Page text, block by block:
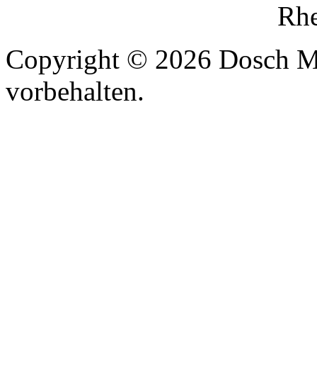
Copyright © 2026 Dosch
vorbehalten.